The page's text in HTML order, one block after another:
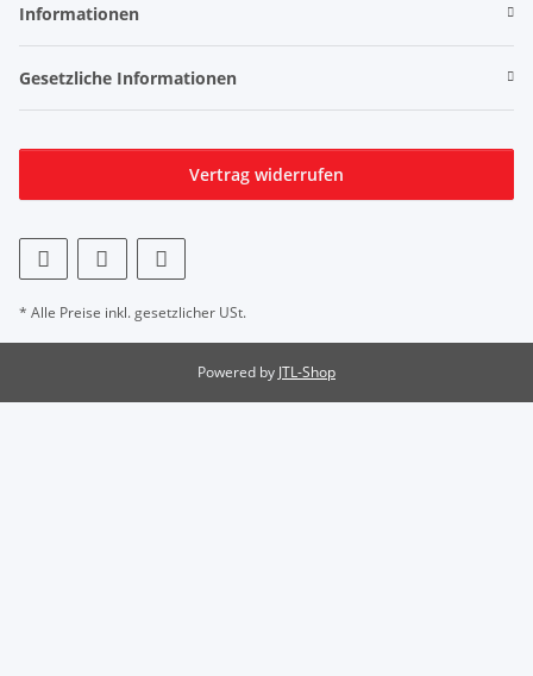
Informationen
Gesetzliche Informationen
Vertrag widerrufen
* Alle Preise inkl. gesetzlicher USt.
Powered by JTL-Shop